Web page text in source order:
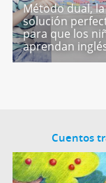
Método dual, la
solución
para que los
aprendan
Cuentos